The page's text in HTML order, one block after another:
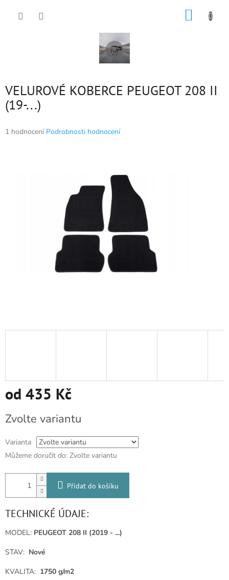
VELUROVÉ KOBERCE PEUGEOT 208 II
(19-...)
Průměrné
1 hodnocení Podrobnosti hodnocení
od 435 Kč
cena:
Zvolte variantu
Varianta
Můžeme doručit do: Zvolte variantu
Přidat do košíku
TECHNICKÉ ÚDAJE:
MODEL: PEUGEOT 208 II (2019 - ...)
STAV: Nové
KVALITA: 1750 g/m2